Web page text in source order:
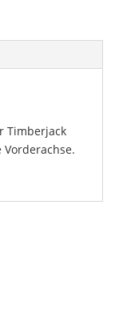
Timberjack
Vorderachse.